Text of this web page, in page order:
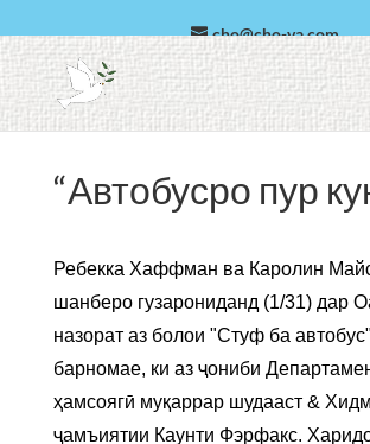
cho@cho-va.com
забони арабӣ
Español
“Автобусро пур
Ребекка Хаффман ва Каролин
шанберо гузарониданд (1/31) дар
назорат аз болои "Стуф ба
барномае, ки аз ҷониби
ҳамсоягӣ муқаррар шудааст &
ҷамъиятии Каунти Фэрфакс.